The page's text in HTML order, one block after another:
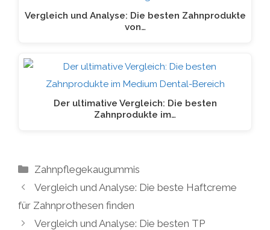
Vergleich und Analyse: Die besten Zahnprodukte
von…
Der ultimative Vergleich: Die besten
Zahnprodukte im…
Kategorien
Zahnpflegekaugummis
Vergleich und Analyse: Die beste Haftcreme
für Zahnprothesen finden
Vergleich und Analyse: Die besten TP